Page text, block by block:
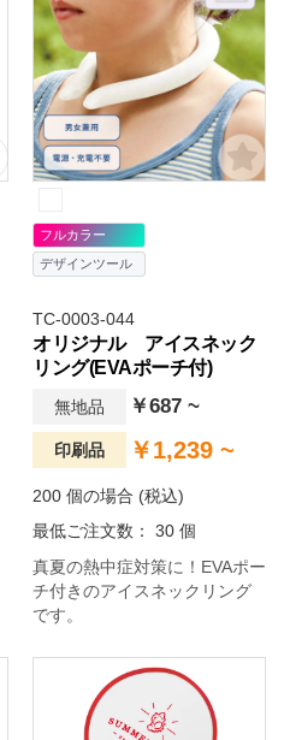
フルカラー
デザインツール
TC-0003-044
オリジナル アイスネック
リング(EVAポーチ付)
無地品 ￥687 ~
印刷品 ￥1,239 ~
200 個の場合 (税込)
最低ご注文数： 30 個
真夏の熱中症対策に！EVAポー
チ付きのアイスネックリング
です。